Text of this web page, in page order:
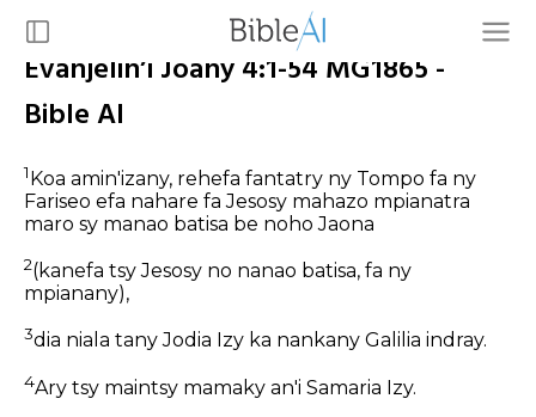
Evanjelin’i Joany 4:1-54 MG1865 -
Bible AI
1Koa amin'izany, rehefa fantatry ny Tompo fa ny
Fariseo efa nahare fa Jesosy mahazo mpianatra
maro sy manao batisa be noho Jaona
2(kanefa tsy Jesosy no nanao batisa, fa ny
mpianany),
3dia niala tany Jodia Izy ka nankany Galilia indray.
4Ary tsy maintsy mamaky an'i Samaria Izy.